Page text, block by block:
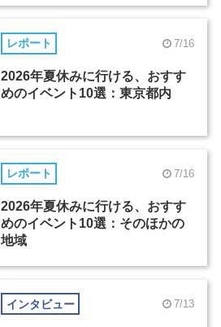
レポート 7/16
2026年夏休みに行ける、おすす
めのイベント10選：東京都内
レポート 7/16
2026年夏休みに行ける、おすす
めのイベント10選：そのほかの
地域
インタビュー 7/13